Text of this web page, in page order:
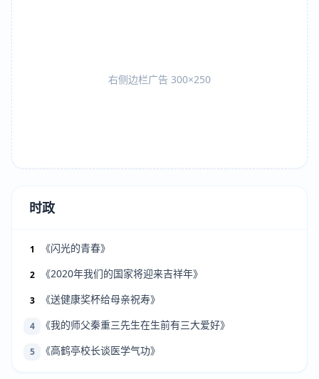
右侧边栏广告 300×250
时政
1 《闪光的青春》
2 《2020年我们的国家将迎来吉祥年》
3 《送健康奖杯给母亲祝寿》
4 《我的师父秦重三先生在生前有三大爱好》
5 《高鹤亭校长谈医学气功》